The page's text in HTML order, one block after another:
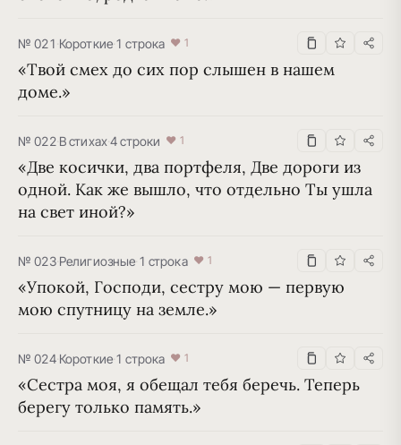
№ 021·Короткие·1 строка ♥ 1
«Твой смех до сих пор слышен в нашем
доме.»
№ 022·В стихах·4 строки ♥ 1
«Две косички, два портфеля, Две дороги из
одной. Как же вышло, что отдельно Ты ушла
на свет иной?»
№ 023·Религиозные·1 строка ♥ 1
«Упокой, Господи, сестру мою — первую
мою спутницу на земле.»
№ 024·Короткие·1 строка ♥ 1
«Сестра моя, я обещал тебя беречь. Теперь
берегу только память.»